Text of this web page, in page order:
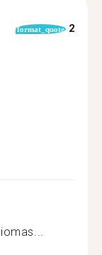
format_quote 2